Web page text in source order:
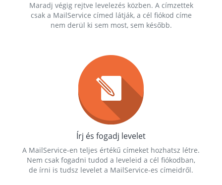
Maradj végig rejtve levelezés közben. A címzettek
csak a MailService címed látják, a cél fiókod címe
nem derül ki sem most, sem később.
Írj és fogadj levelet
A MailService-en teljes értékű címeket hozhatsz létre.
Nem csak fogadni tudod a leveleid a cél fiókodban,
de írni is tudsz levelet a MailService-es címeidről.